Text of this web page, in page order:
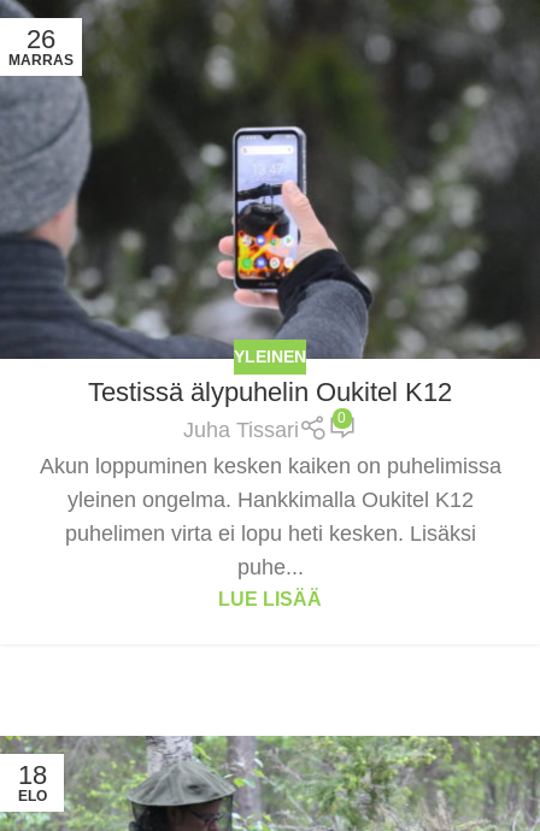
26
MARRAS
YLEINEN
Testissä älypuhelin Oukitel K12
Juha Tissari 0
Akun loppuminen kesken kaiken on puhelimissa
yleinen ongelma. Hankkimalla Oukitel K12
puhelimen virta ei lopu heti kesken. Lisäksi
puhe...
LUE LISÄÄ
18
ELO